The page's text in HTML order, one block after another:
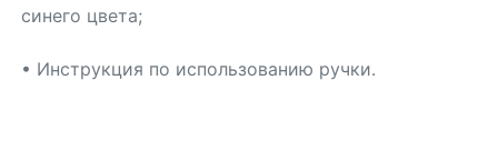
синего цвета;
• Инструкция по использованию ручки.